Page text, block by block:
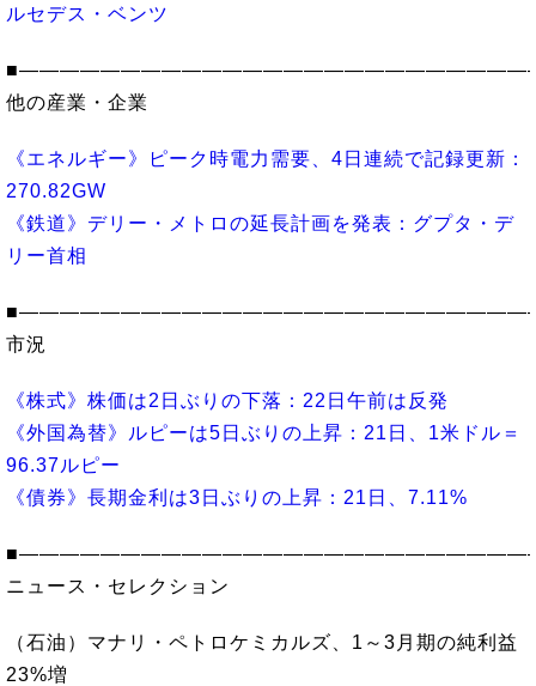
ルセデス・ベンツ
他の産業・企業
《エネルギー》ピーク時電力需要、4日連続で記録更新：
270.82GW
《鉄道》デリー・メトロの延長計画を発表：グプタ・デ
リー首相
市況
《株式》株価は2日ぶりの下落：22日午前は反発
《外国為替》ルピーは5日ぶりの上昇：21日、1米ドル＝
96.37ルピー
《債券》長期金利は3日ぶりの上昇：21日、7.11%
ニュース・セレクション
（石油）マナリ・ペトロケミカルズ、1～3月期の純利益
23%増